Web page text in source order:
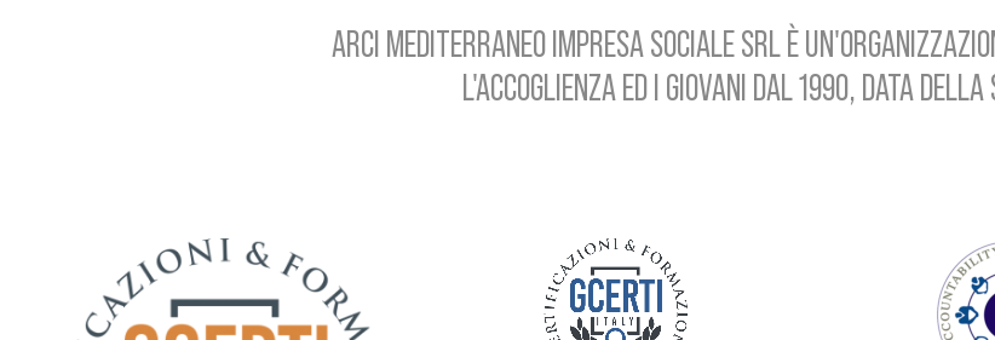
ARCI MEDITERRANEO IMPRESA SOCIALE SRL È
L'ACCOGLIENZA ED I GIOVANI DAL 1990, DATA DELLA